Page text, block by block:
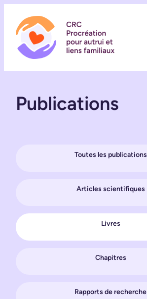
contenu
Publications
Toutes les publications
Articles scientifiques
Livres
Chapitres
Rapports de recherche